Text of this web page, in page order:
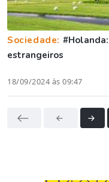
Sociedade:
estrangeiros
18/09/2024 às 09:47